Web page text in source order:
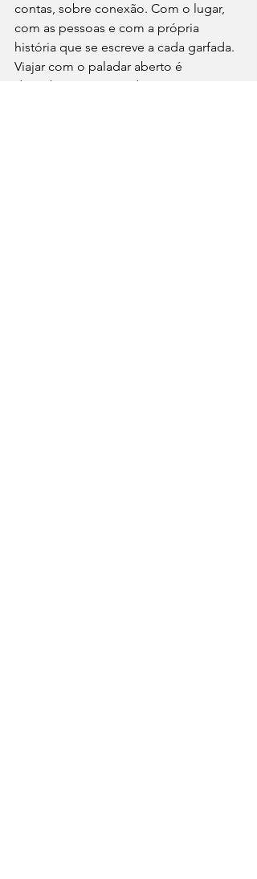
contas, sobre conexão. Com o lugar,
com as pessoas e com a própria
história que se escreve a cada garfada.
Viajar com o paladar aberto é
descobrir que, mais do que uma